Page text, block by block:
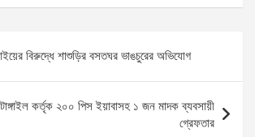
at
A
p
p
se
g
er
ar
e
বিরুদ্ধে শাশুড়ির বসতঘর ভাঙচুরের অভিযোগ
কর্তৃক ২০০ পিস ইয়াবাসহ ১ জন মাদক ব্যবসায়ী
গ্রেফতার